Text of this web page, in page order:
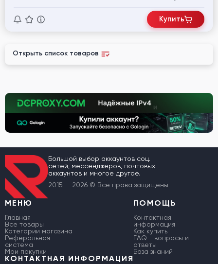
Купить
Открыть список товаров
Большой выбор аккаунтов соц.
сетей, мессенджеров, почтовых
аккаунтов и многое другое.
2015 — 2026 © Все права защищены
МЕНЮ
Главная
Все товары
Категории магазина
Реферальная
система
Мои покупки
ПОМОЩЬ
Контактная
информация
Как купить
FAQ - вопросы и
ответы
База знаний
КОНТАКТНАЯ ИНФОРМАЦИЯ